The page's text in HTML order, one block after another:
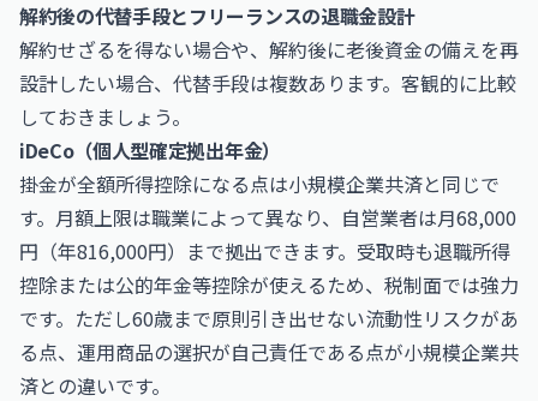
解約後の代替手段とフリーランスの退職金設計
解約せざるを得ない場合や、解約後に老後資金の備えを再
設計したい場合、代替手段は複数あります。客観的に比較
しておきましょう。
iDeCo（個人型確定拠出年金）
掛金が全額所得控除になる点は小規模企業共済と同じで
す。月額上限は職業によって異なり、自営業者は月68,000
円（年816,000円）まで拠出できます。受取時も退職所得
控除または公的年金等控除が使えるため、税制面では強力
です。ただし60歳まで原則引き出せない流動性リスクがあ
る点、運用商品の選択が自己責任である点が小規模企業共
済との違いです。